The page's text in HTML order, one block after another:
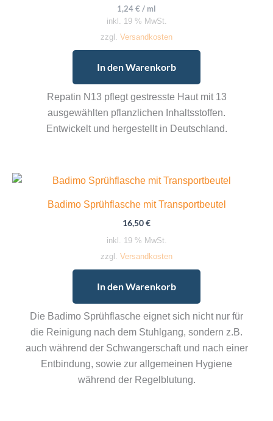
1,24€ / ml
inkl. 19 % MwSt.
zzgl. Versandkosten
In den Warenkorb
Repatin N13 pflegt gestresste Haut mit 13
ausgewählten pflanzlichen Inhaltsstoffen.
Entwickelt und hergestellt in Deutschland.
Badimo Sprühflasche mit Transportbeutel
16,50€
inkl. 19 % MwSt.
zzgl. Versandkosten
In den Warenkorb
Die Badimo Sprühflasche eignet sich nicht nur für
die Reinigung nach dem Stuhlgang, sondern z.B.
auch während der Schwangerschaft und nach einer
Entbindung, sowie zur allgemeinen Hygiene
während der Regelblutung.